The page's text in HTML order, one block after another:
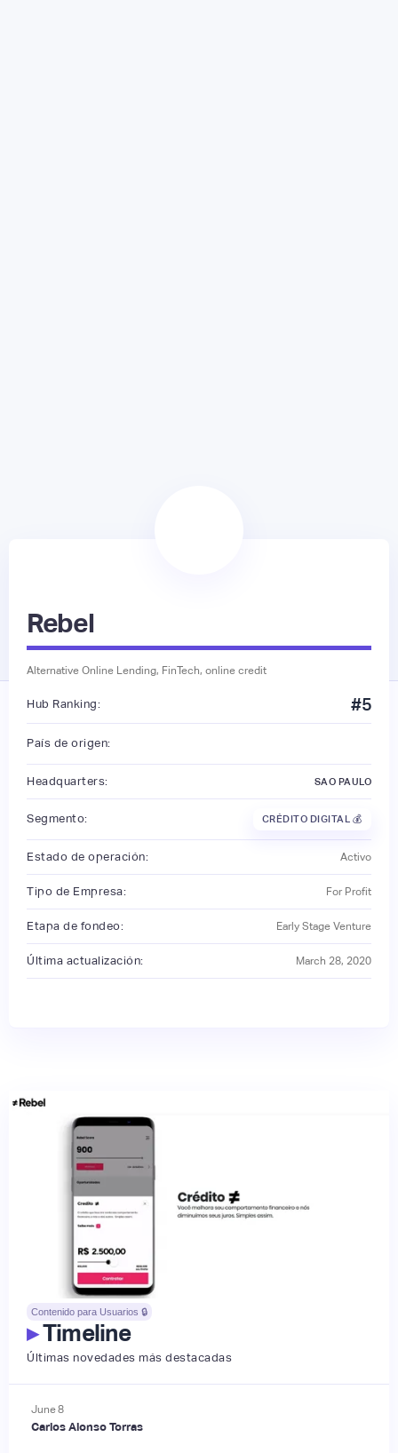
Rebel
Alternative Online Lending, FinTech, online credit
Hub Ranking: #5
País de origen:
Headquarters: SAO PAULO
Segmento: CRÉDITO DIGITAL 💰
Estado de operación: Activo
Tipo de Empresa: For Profit
Etapa de fondeo: Early Stage Venture
Última actualización: March 28, 2020
Contenido para Usuarios 🔒
▸Timeline
Últimas novedades más destacadas
June8
Carlos Alonso Torras